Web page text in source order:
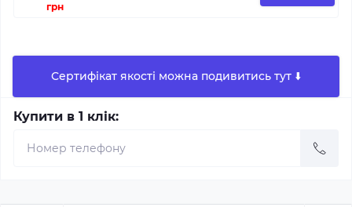
грн
Сертифікат якості можна подивитись тут ⬇️
Купити в 1 клік: